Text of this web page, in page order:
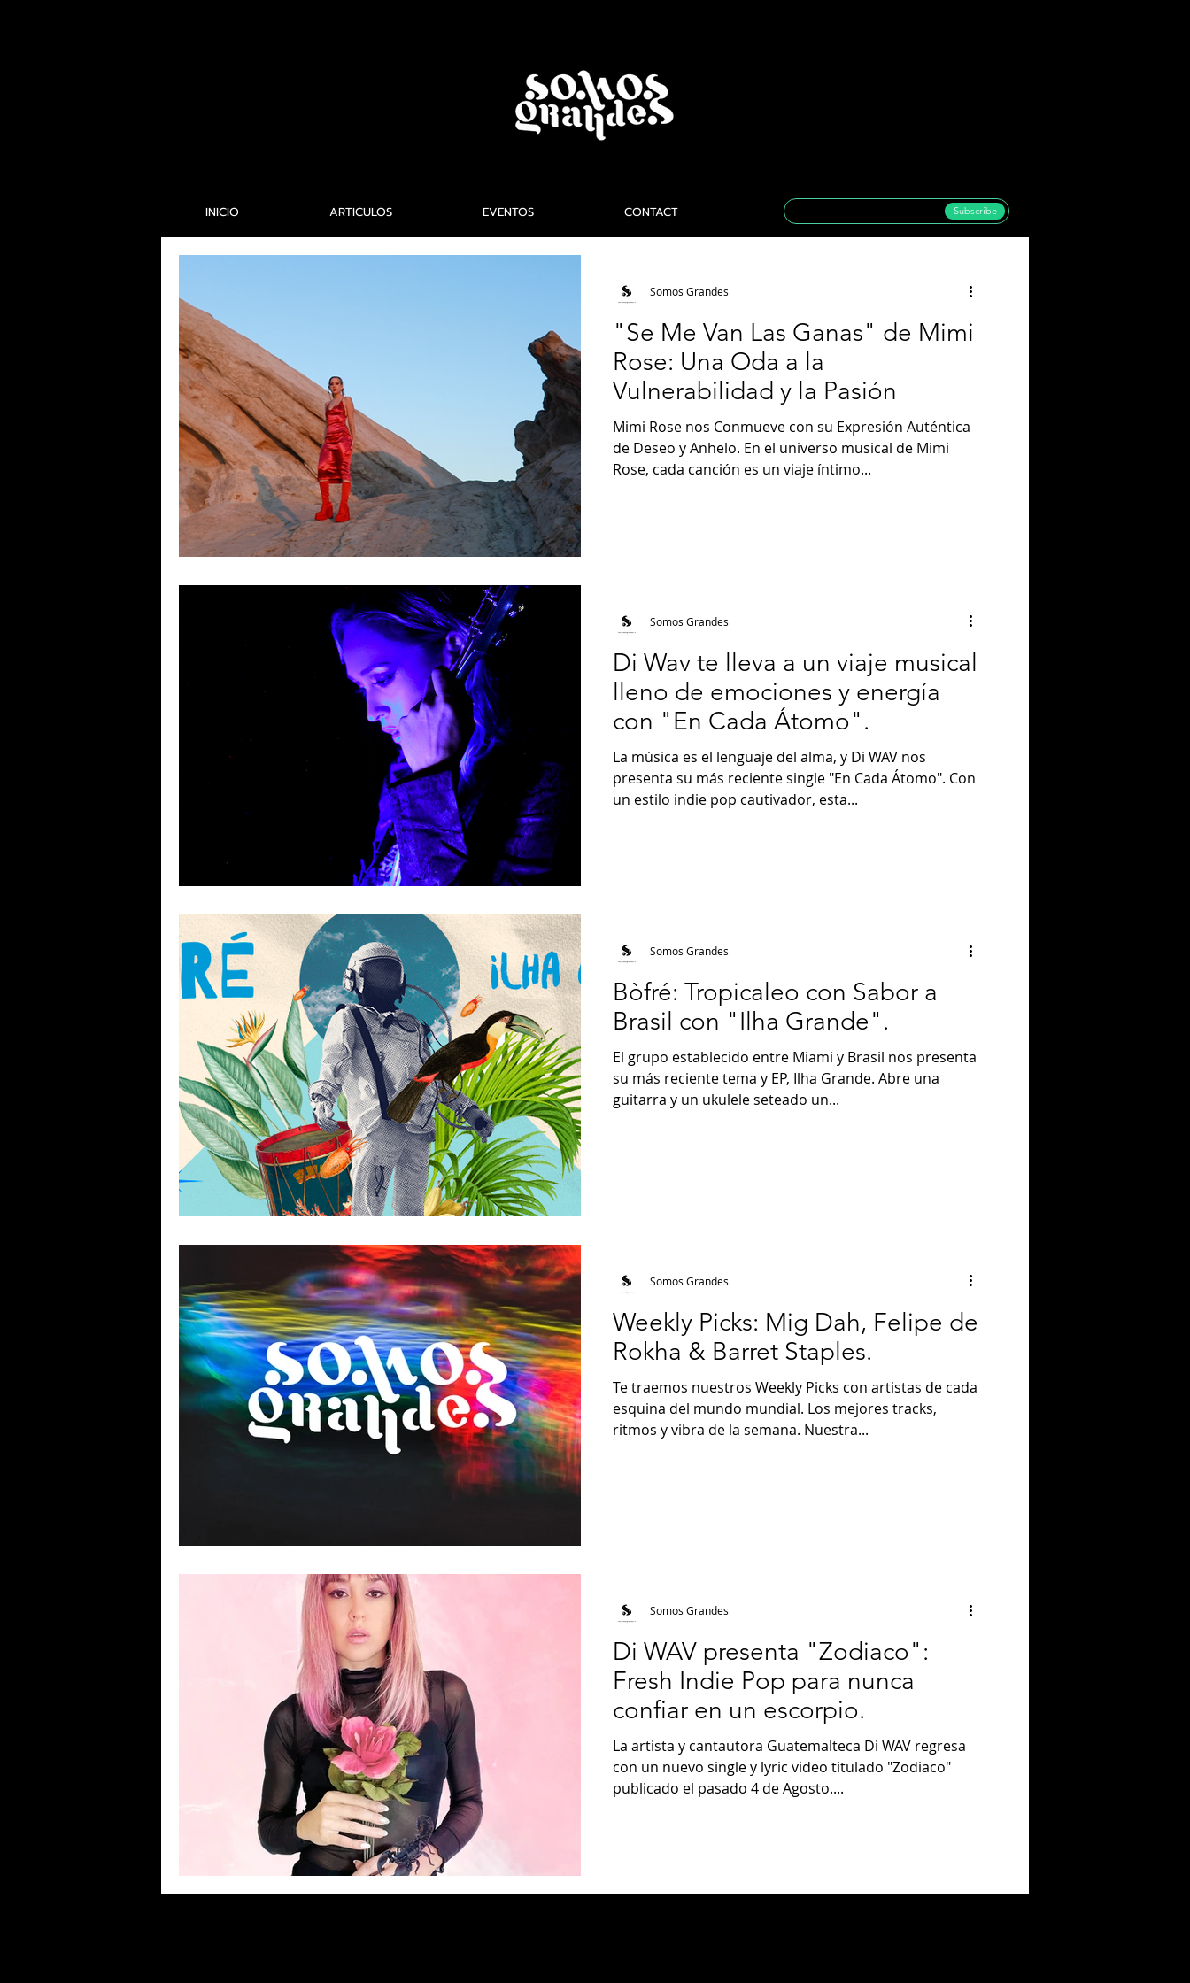
INICIO ARTICULOS EVENTOS CONTACT Subscribe
"Se Me Van Las Ganas" de Mimi
Rose: Una Oda a la
Vulnerabilidad y la Pasión
Mimi Rose nos Conmueve con su Expresión Auténtica
de Deseo y Anhelo. En el universo musical de Mimi
Rose, cada canción es un viaje íntimo...
Somos Grandes
Di Wav te lleva a un viaje musical
lleno de emociones y energía
con "En Cada Átomo".
La música es el lenguaje del alma, y Di WAV nos
presenta su más reciente single "En Cada Átomo". Con
un estilo indie pop cautivador, esta...
Somos Grandes
Bòfré: Tropicaleo con Sabor a
Brasil con "Ilha Grande".
El grupo establecido entre Miami y Brasil nos presenta
su más reciente tema y EP, Ilha Grande. Abre una
guitarra y un ukulele seteado un...
Somos Grandes
Weekly Picks: Mig Dah, Felipe de
Rokha & Barret Staples.
Te traemos nuestros Weekly Picks con artistas de cada
esquina del mundo mundial. Los mejores tracks,
ritmos y vibra de la semana. Nuestra...
Somos Grandes
Di WAV presenta "Zodiaco":
Fresh Indie Pop para nunca
confiar en un escorpio.
La artista y cantautora Guatemalteca Di WAV regresa
con un nuevo single y lyric video titulado "Zodiaco"
publicado el pasado 4 de Agosto....
Somos Grandes